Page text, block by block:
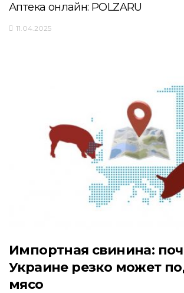
Аптека онлайн: POLZARU
11.04.2025
Импортная свинина:
Украине резко может
мясо